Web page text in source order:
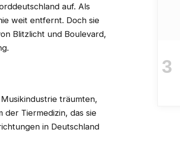
auf. Als
weit entfernt. Doch sie
Blitzlicht und Boulevard,
träumten,
der Tiermedizin, das sie
in Deutschland